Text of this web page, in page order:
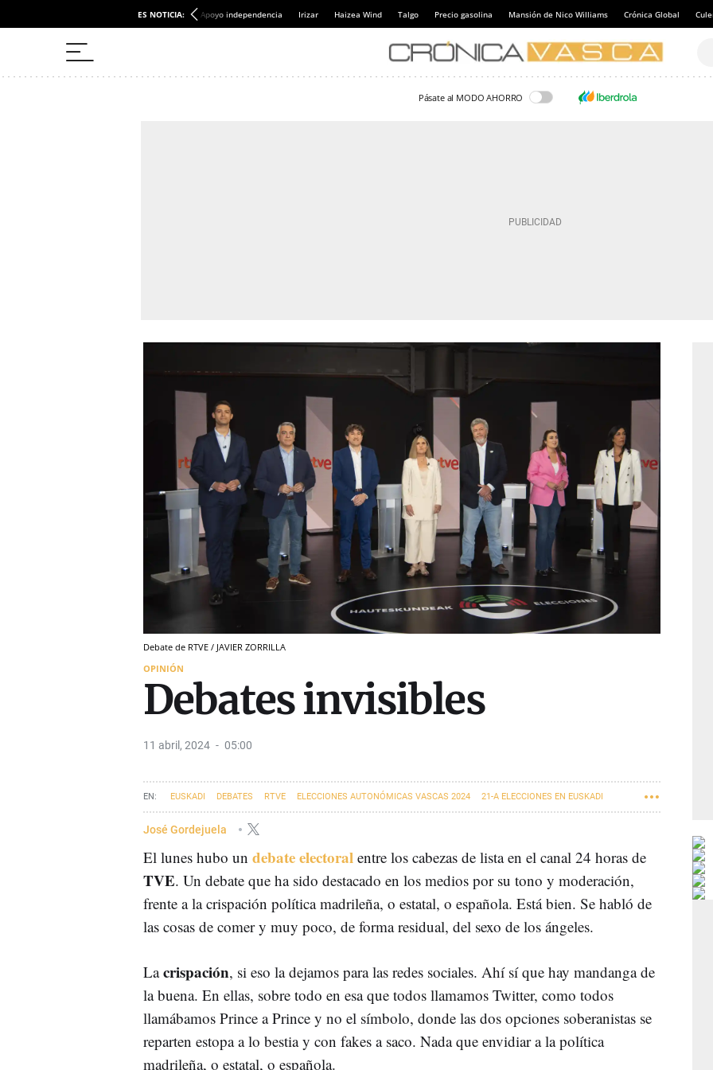
ES NOTICIA: Apoyo independencia Irizar Haizea Wind Talgo Precio gasolina Mansión de Nico Williams Crónica Global
Pásate al MODO AHORRO
Debate de RTVE / JAVIER ZORRILLA
OPINIÓN
Debates invisibles
11 abril, 2024 05:00
EUSKADI DEBATES RTVE ELECCIONES AUTONÓMICAS VASCAS 2024 21-A ELECCIONES EN EUSKADI
ELECCIONES VASCAS
José Gordejuela
El lunes hubo un debate electoral entre los cabezas de lista en el canal 24 horas de
TVE. Un debate que ha sido destacado en los medios por su tono y moderación,
frente a la crispación política madrileña, o estatal, o española. Está bien. Se habló de
las cosas de comer y muy poco, de forma residual, del sexo de los ángeles.
Lacrispación, si eso la dejamos para las redes sociales. Ahí sí que hay mandanga de
la buena. En ellas, sobre todo en esa que todos llamamos Twitter, como todos
llamábamos Prince a Prince y no el símbolo, donde las dos opciones soberanistas se
reparten estopa a lo bestia y con fakes a saco. Nada que envidiar a la política
madrileña, o estatal, o española.